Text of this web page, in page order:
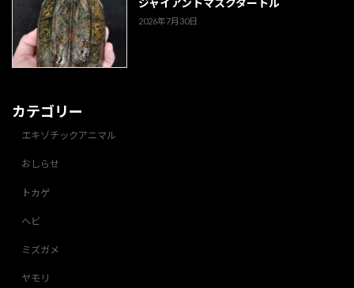
2026年7月30日
カテゴリー
エキゾチックアニマル
おしらせ
トカゲ
ヘビ
ミズガメ
ヤモリ